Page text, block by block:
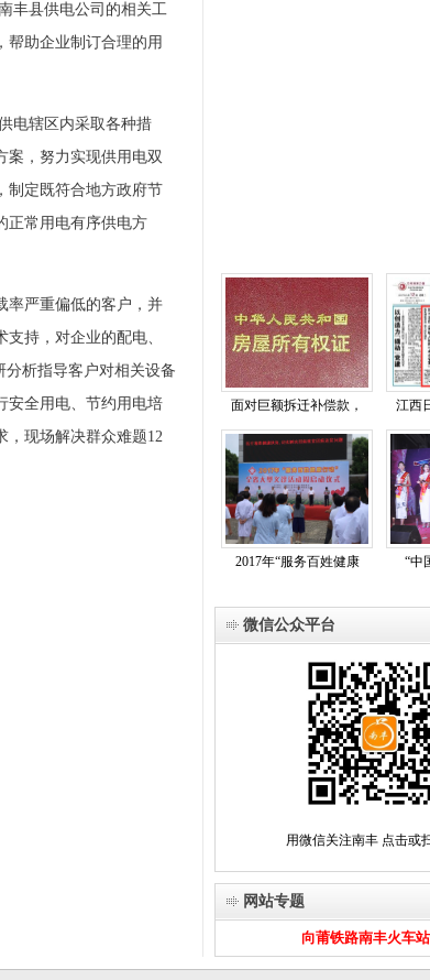
丰县供电公司的相关工
帮助企业制订合理的用
电辖区内采取各种措
案，努力实现供用电双
制定既符合地方政府节
正常用电有序供电方
严重偏低的客户，并
持，对企业的配电、
分析指导客户对相关设备
安全用电、节约用电培
，现场解决群众难题12
面对巨额拆迁补偿款， 江西
2017年“服务百姓健康 “中
微信公众平台
用微信关注南丰 点击或
网站专题
向莆铁路南丰火车